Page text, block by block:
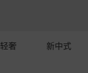
轻奢 新中式